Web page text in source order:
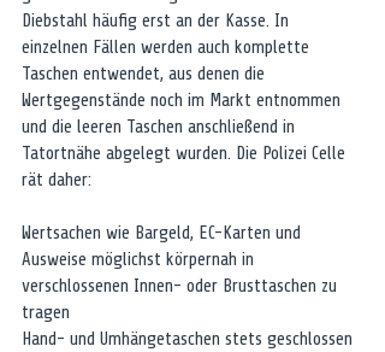
Diebstahl häufig erst an der Kasse. In
einzelnen Fällen werden auch komplette
Taschen entwendet, aus denen die
Wertgegenstände noch im Markt entnommen
und die leeren Taschen anschließend in
Tatortnähe abgelegt wurden. Die Polizei Celle
rät daher:
Wertsachen wie Bargeld, EC-Karten und
Ausweise möglichst körpernah in
verschlossenen Innen- oder Brusttaschen zu
tragen
Hand- und Umhängetaschen stets geschlossen